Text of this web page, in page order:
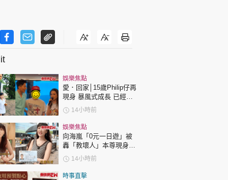
東周專欄
娛樂名人
文化藝術
時政財經
健康生活
飲食旅遊
娛樂焦點
愛．回家│15歲Philip仔再
現身 暴風式成長 已經高
過「三太」樊亦敏！
14小時前
娛樂焦點
向海嵐「0元一日遊」被
轟「教壞人」本尊現身回
應網民
14小時前
時事直擊